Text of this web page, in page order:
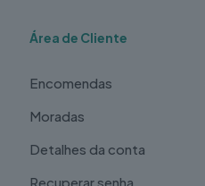
Área de Cliente
Encomendas
Moradas
Detalhes da conta
Recuperar senha